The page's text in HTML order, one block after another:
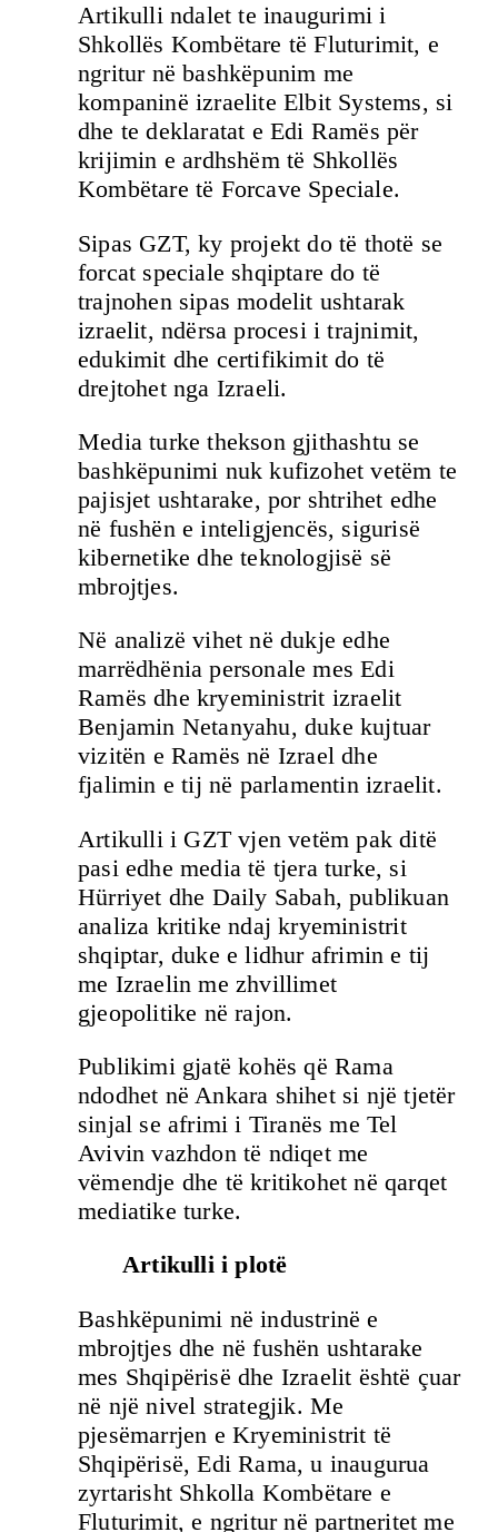
Artikulli ndalet te inaugurimi i
Shkollës Kombëtare të Fluturimit, e
ngritur në bashkëpunim me
kompaninë izraelite Elbit Systems, si
dhe te deklaratat e Edi Ramës për
krijimin e ardhshëm të Shkollës
Kombëtare të Forcave Speciale.
Sipas GZT, ky projekt do të thotë se
forcat speciale shqiptare do të
trajnohen sipas modelit ushtarak
izraelit, ndërsa procesi i trajnimit,
edukimit dhe certifikimit do të
drejtohet nga Izraeli.
Media turke thekson gjithashtu se
bashkëpunimi nuk kufizohet vetëm te
pajisjet ushtarake, por shtrihet edhe
në fushën e inteligjencës, sigurisë
kibernetike dhe teknologjisë së
mbrojtjes.
Në analizë vihet në dukje edhe
marrëdhënia personale mes Edi
Ramës dhe kryeministrit izraelit
Benjamin Netanyahu, duke kujtuar
vizitën e Ramës në Izrael dhe
fjalimin e tij në parlamentin izraelit.
Artikulli i GZT vjen vetëm pak ditë
pasi edhe media të tjera turke, si
Hürriyet dhe Daily Sabah, publikuan
analiza kritike ndaj kryeministrit
shqiptar, duke e lidhur afrimin e tij
me Izraelin me zhvillimet
gjeopolitike në rajon.
Publikimi gjatë kohës që Rama
ndodhet në Ankara shihet si një tjetër
sinjal se afrimi i Tiranës me Tel
Avivin vazhdon të ndiqet me
vëmendje dhe të kritikohet në qarqet
mediatike turke.
Artikulli i plotë
Bashkëpunimi në industrinë e
mbrojtjes dhe në fushën ushtarake
mes Shqipërisë dhe Izraelit është çuar
në një nivel strategjik. Me
pjesëmarrjen e Kryeministrit të
Shqipërisë, Edi Rama, u inaugurua
zyrtarisht Shkolla Kombëtare e
Fluturimit, e ngritur në partneritet me